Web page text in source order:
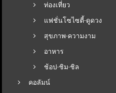
ท่องเที่ยว
แฟชั่นโซไซตี้-ดูดวง
สุขภาพ-ความงาม
อาหาร
ช้อป-ชิม-ชิล
คอลัมน์